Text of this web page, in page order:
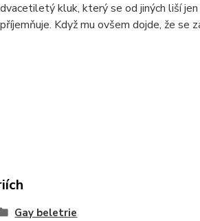
kluk, který se od jiných liší
Když mu ovšem dojde, že se
Gay beletrie